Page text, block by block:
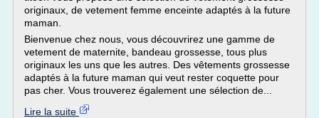
originaux, de vetement femme enceinte adaptés à la future
maman.
Bienvenue chez nous, vous découvrirez une gamme de
vetement de maternite, bandeau grossesse, tous plus
originaux les uns que les autres. Des vêtements grossesse
adaptés à la future maman qui veut rester coquette pour
pas cher. Vous trouverez également une sélection de...
Lire la suite